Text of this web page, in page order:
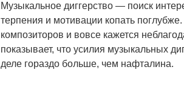
Музыкальное диггерство — поиск
терпения и мотивации копать
композиторов и вовсе кажется
показывает, что усилия музыкальных
деле гораздо больше, чем нафталина.